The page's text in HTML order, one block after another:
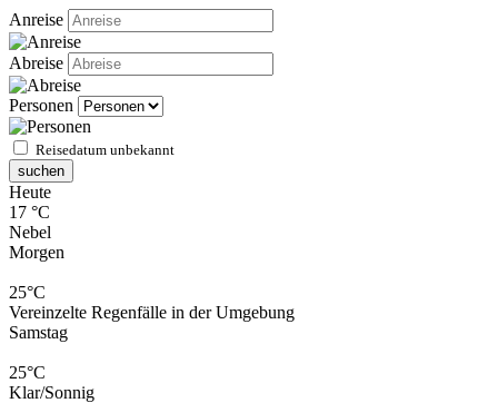
Anreise
Abreise
Personen
Reisedatum unbekannt
suchen
Heute
17 °C
Nebel
Morgen
25°C
Vereinzelte Regenfälle in der Umgebung
Samstag
25°C
Klar/Sonnig